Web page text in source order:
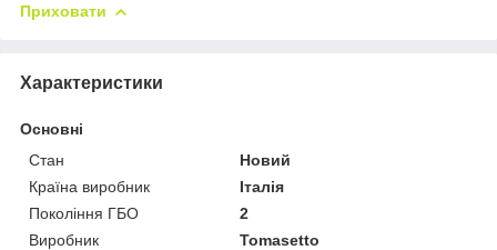
Приховати
Характеристики
Основні
Стан
Новий
Країна виробник
Італія
Покоління ГБО
2
Виробник
Tomasetto